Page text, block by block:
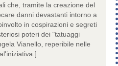
che, tramite la creazione del
danni devastanti intorno a
in cospirazioni e segreti
poteri dei "tatuaggi
Vianello, reperibile nelle